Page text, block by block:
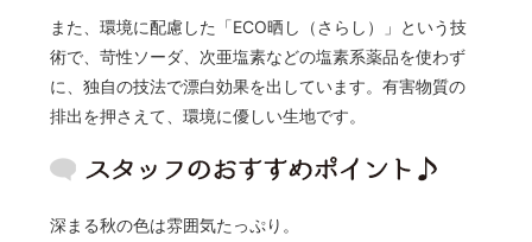
また、環境に配慮した「ECO晒し（さらし）」という技
術で、苛性ソーダ、次亜塩素などの塩素系薬品を使わず
に、独自の技法で漂白効果を出しています。有害物質の
排出を押さえて、環境に優しい生地です。
深まる秋の色は雰囲気たっぷり。